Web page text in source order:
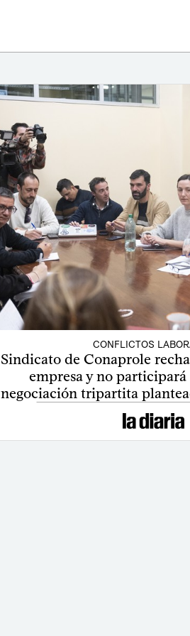
CONFLICTOS
Sindicato de Conaprole
empresa y no
negociación tripartita